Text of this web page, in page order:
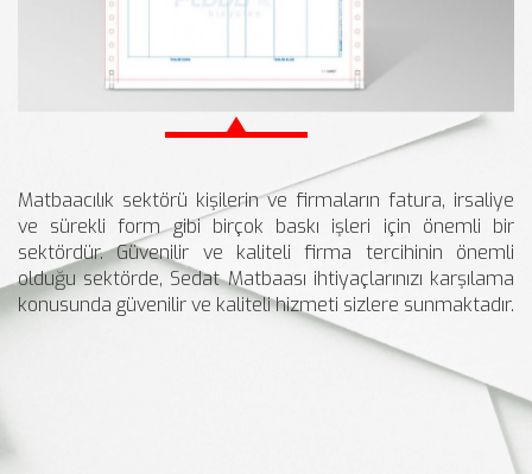
Matbaacılık sektörü kişilerin ve firmaların fatura, irsaliye
ve sürekli form gibi birçok baskı işleri için önemli bir
sektördür. Güvenilir ve kaliteli firma tercihinin önemli
olduğu sektörde, Sedat Matbaası ihtiyaçlarınızı karşılama
konusunda güvenilir ve kaliteli hizmeti sizlere sunmaktadır.